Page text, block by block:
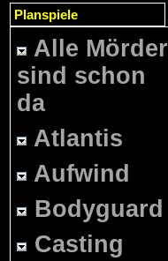
Planspiele
Alle Mörder
sind schon
da
Atlantis
Aufwind
Bodyguard
Casting